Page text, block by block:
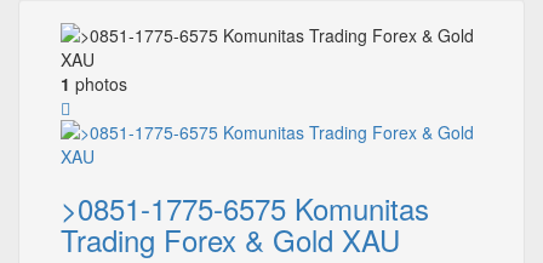
1 photos
>0851-1775-6575 Komunitas
Trading Forex & Gold XAU